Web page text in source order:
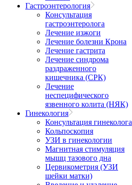
Гастроэнтерология
Консультация
гастроэнтеролога
Лечение изжоги
Лечение болезни Крона
Лечение гастрита
Лечение синдрома
раздраженного
кишечника (СРК)
Лечение
неспецифического
язвенного колита (НЯК)
Гинекология
Консультация гинеколога
Кольпоскопия
УЗИ в гинекологии
Магнитная стимуляция
мышц тазового дна
Цервикометрия (УЗИ
шейки матки)